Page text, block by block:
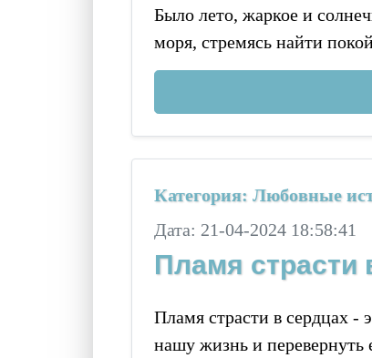
Было лето, жаркое и
моря, стремясь найти
Категория: Любовные
Дата: 21-04-2024 18:58:41
Пламя страсти
Пламя страсти в сердцах -
нашу жизнь и перевернуть